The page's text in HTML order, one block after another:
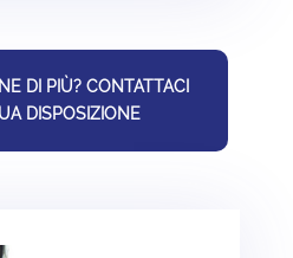
DI PIÙ? CONTATTACI
DISPOSIZIONE